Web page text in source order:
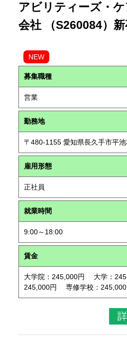
アビリティーズ・
会社 （S260084）
NEW
募集職種
営業
勤務地
〒480-1155 愛知県長久手市平池
雇用形態
正社員
就業時間
9:00～18:00
賃金
大学院：245,000円 大学：
245,000円 専修学校：245,000